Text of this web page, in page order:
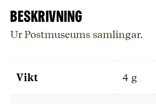
Beskrivning
Ur Postmuseums samlingar.
Vikt 4 g